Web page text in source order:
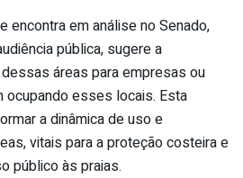
encontra em análise no Senado,
pública, sugere a
áreas para empresas ou
esses locais. Esta
a dinâmica de uso e
vitais para a proteção costeira e
público às praias.